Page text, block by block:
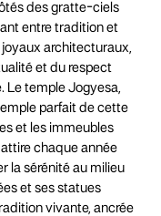
des gratte-ciels
entre tradition et
architecturaux,
et du respect
Le temple Jogyesa,
parfait de cette
et les immeubles
chaque année
la sérénité au milieu
et ses statues
vivante, ancrée